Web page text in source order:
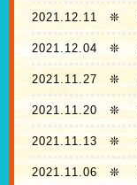
2021.12.11 ❊
2021.12.04 ❊
2021.11.27 ❊
2021.11.20❊
2021.11.13 ❊
2021.11.06 ❊